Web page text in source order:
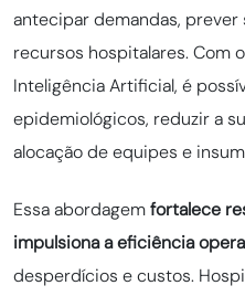
antecipar demandas,
recursos hospitalares. Com
Inteligência Artificial, é
epidemiológicos, reduzir a
alocação de equipes e
Essa abordagemfortalece
impulsiona a eficiência
desperdícios e custos.